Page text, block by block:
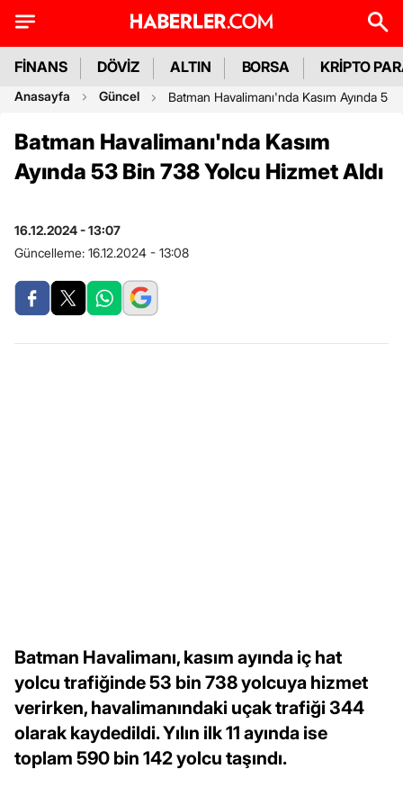
FİNANS DÖVİZ ALTIN BORSA KRİPTO
Anasayfa Güncel Batman Havalimanı'nda Kasım Ayında
Batman Havalimanı'nda Kasım
Ayında 53 Bin 738 Yolcu Hizmet Aldı
16.12.2024 - 13:07
Güncelleme: 16.12.2024 - 13:08
Batman Havalimanı, kasım ayında iç hat
yolcu trafiğinde 53 bin 738 yolcuya hizmet
verirken, havalimanındaki uçak trafiği 344
olarak kaydedildi. Yılın ilk 11 ayında ise
toplam 590 bin 142 yolcu taşındı.